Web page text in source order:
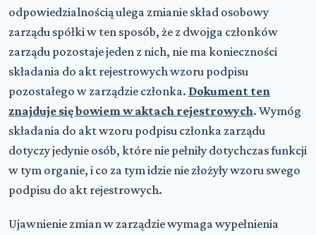
odpowiedzialnością ulega zmianie skład osobowy
zarządu spółki w ten sposób, że z dwojga członków
zarządu pozostaje jeden z nich, nie ma konieczności
składania do akt rejestrowych wzoru podpisu
pozostałego w zarządzie członka. Dokument ten
znajduje się bowiem w aktach rejestrowych. Wymóg
składania do akt wzoru podpisu członka zarządu
dotyczy jedynie osób, które nie pełniły dotychczas funkcji
w tym organie, i co za tym idzie nie złożyły wzoru swego
podpisu do akt rejestrowych.
Ujawnienie zmian w zarządzie wymaga wypełnienia